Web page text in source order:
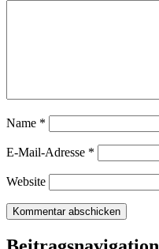
Name *
E-Mail-Adresse *
Website